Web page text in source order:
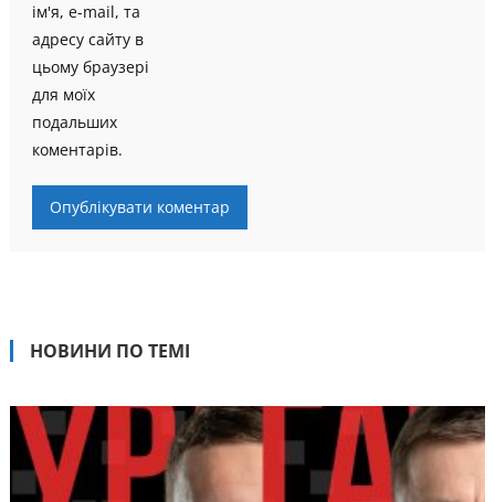
ім'я, e-mail, та
адресу сайту в
цьому браузері
для моїх
подальших
коментарів.
НОВИНИ ПО ТЕМІ